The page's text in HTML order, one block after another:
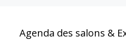
Agenda des salons &